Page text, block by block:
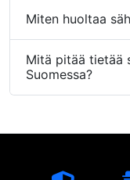
Miten huoltaa
Mitä pitää tietää
Suomessa?